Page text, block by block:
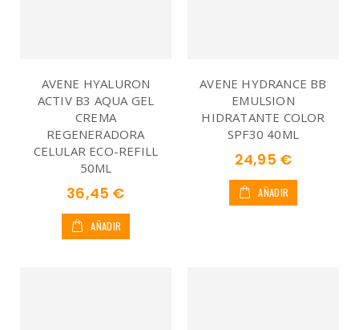
AVENE HYALURON
ACTIV B3 AQUA GEL
CREMA
REGENERADORA
CELULAR ECO-REFILL
50ML
36,45 €
AÑADIR
AVENE HYDRANCE BB
EMULSION
HIDRATANTE COLOR
SPF30 40ML
24,95 €
AÑADIR